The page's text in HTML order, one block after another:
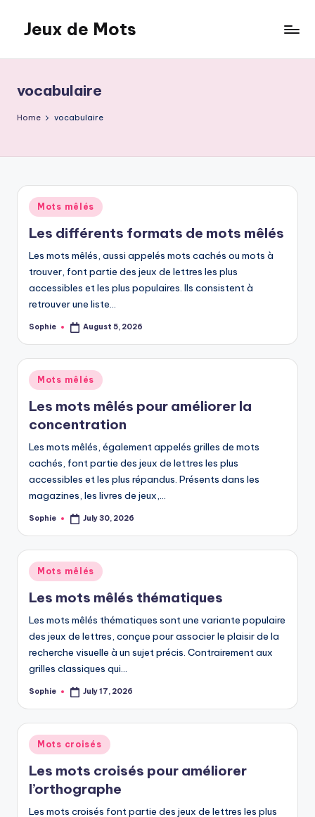
content
Jeux de Mots
vocabulaire
Home vocabulaire
Posted
in
Mots mêlés
Les différents formats de mots mêlés
Les mots mêlés, aussi appelés mots cachés ou mots à
trouver, font partie des jeux de lettres les plus
accessibles et les plus populaires. Ils consistent à
retrouver une liste…
Posted
Sophie August 5, 2026
Posted
in
Mots mêlés
Les mots mêlés pour améliorer la
concentration
Les mots mêlés, également appelés grilles de mots
cachés, font partie des jeux de lettres les plus
accessibles et les plus répandus. Présents dans les
magazines, les livres de jeux,…
Posted
Sophie July 30, 2026
Posted
in
Mots mêlés
Les mots mêlés thématiques
Les mots mêlés thématiques sont une variante populaire
des jeux de lettres, conçue pour associer le plaisir de la
recherche visuelle à un sujet précis. Contrairement aux
grilles classiques qui…
Posted
Sophie July 17, 2026
Posted
in
Mots croisés
Les mots croisés pour améliorer
l’orthographe
Les mots croisés font partie des jeux de lettres les plus